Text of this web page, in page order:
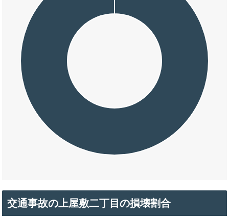
交通事故の上屋敷二丁目の損壊割合